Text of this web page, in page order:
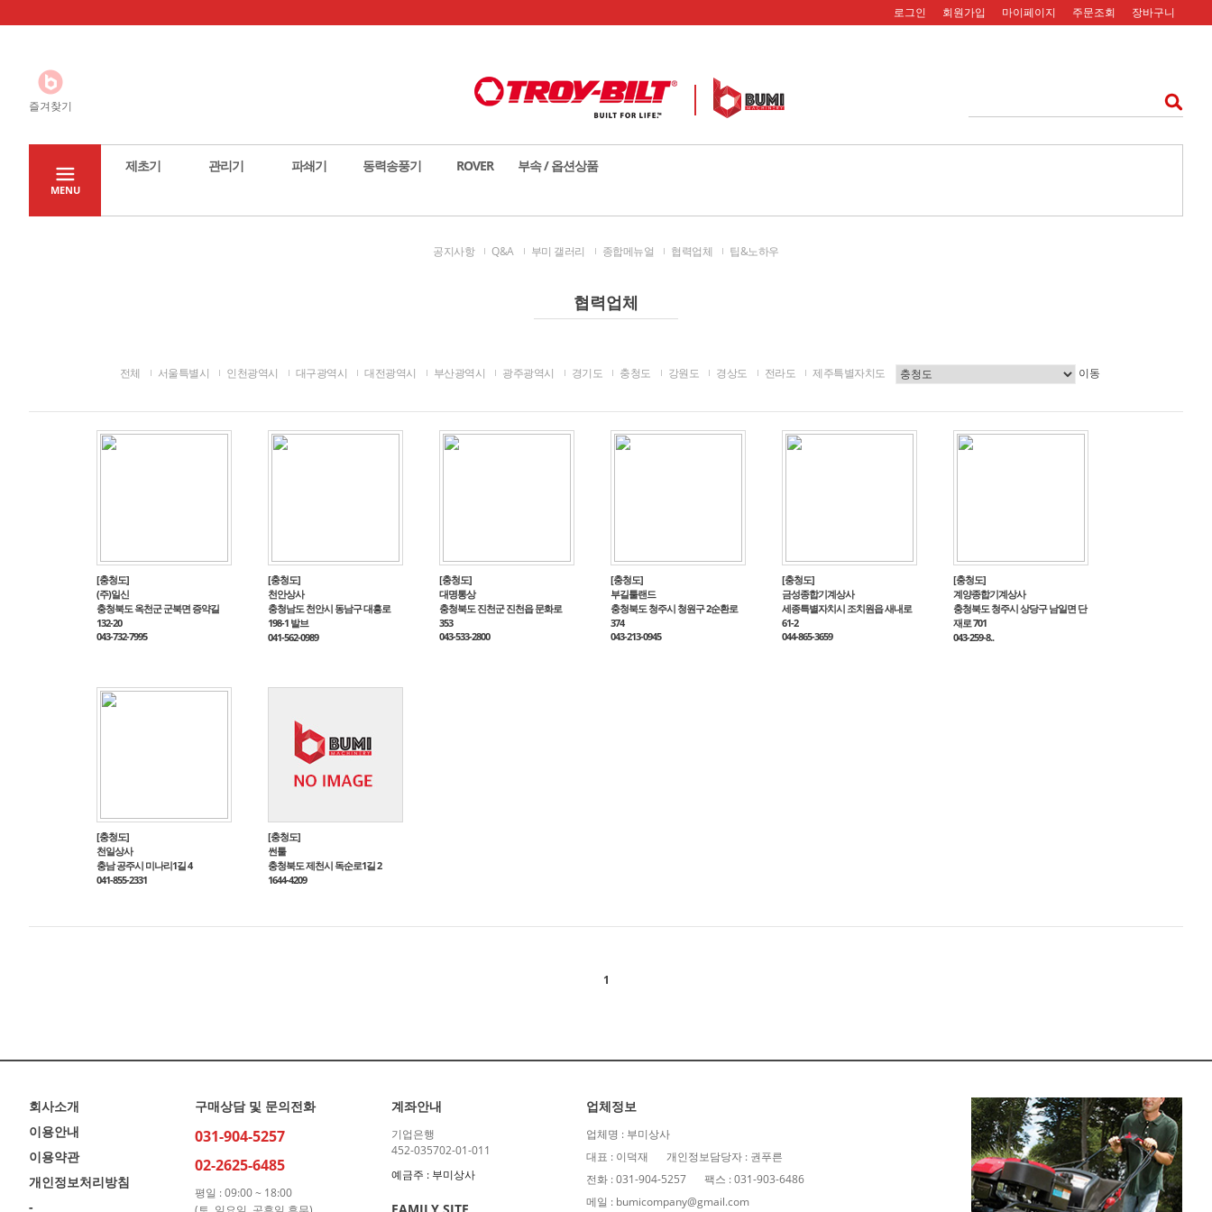
로그인 회원가입 마이페이지 주문조회 장바구니
즐겨찾기
MENU
제초기 관리기 파쇄기 동력송풍기 ROVER 부속 / 옵션상품
공지사항 Q&A 부미 갤러리 종합메뉴얼 협력업체 팁&노하우
협력업체
전체 서울특별시 인천광역시 대구광역시 대전광역시 부산광역시 광주광역시 경기도 충청도 강원도 경상도 전라도 제주특별자치도 이동
[충청도]
(주)일신
충청북도 옥천군 군북면 증약길
132-20
043-732-7995
[충청도]
천안상사
충청남도 천안시 동남구 대흥로
198-1 발브
041-562-0989
[충청도]
대명통상
충청북도 진천군 진천읍 문화로
353
043-533-2800
[충청도]
부길툴랜드
충청북도 청주시 청원구 2순환로
374
043-213-0945
[충청도]
금성종합기계상사
세종특별자치시 조치원읍 새내로
61-2
044-865-3659
[충청도]
계양종합기계상사
충청북도 청주시 상당구 남일면 단
재로 701
043-259-8..
[충청도]
천일상사
충남 공주시 미나리1길 4
041-855-2331
[충청도]
썬툴
충청북도 제천시 독순로1길 2
1644-4209
1
회사소개
이용안내
이용약관
개인정보처리방침
-
구매상담 및 문의전화
031-904-5257
02-2625-6485
평일 : 09:00 ~ 18:00
계좌안내
기업은행
452-035702-01-011
예금주 : 부미상사
업체정보
업체명 : 부미상사
대표 : 이덕재
개인정보담당자 : 권푸른
전화 : 031-904-5257
팩스 : 031-903-6486
메일 : bumicompany@gmail.com